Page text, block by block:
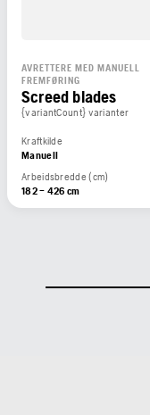
AVRETTERE MED MANUELL
FREMFØRING
Screed blades
{variantCount} varianter
Kraftkilde
Manuell
Arbeidsbredde (cm)
182 – 426 cm